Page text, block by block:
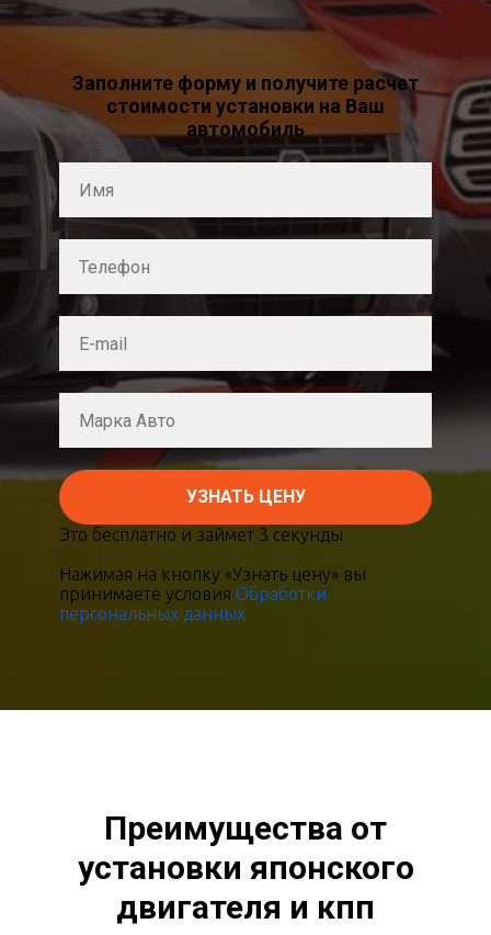
Заполните форму и получите расчет
стоимости установки на Ваш
автомобиль
УЗНАТЬ ЦЕНУ
Это бесплатно и займет 3 секунды
Нажимая на кнопку «Узнать цену» вы
принимаете условия Обработки
персональных данных
Преимущества от
установки японского
двигателя и кпп